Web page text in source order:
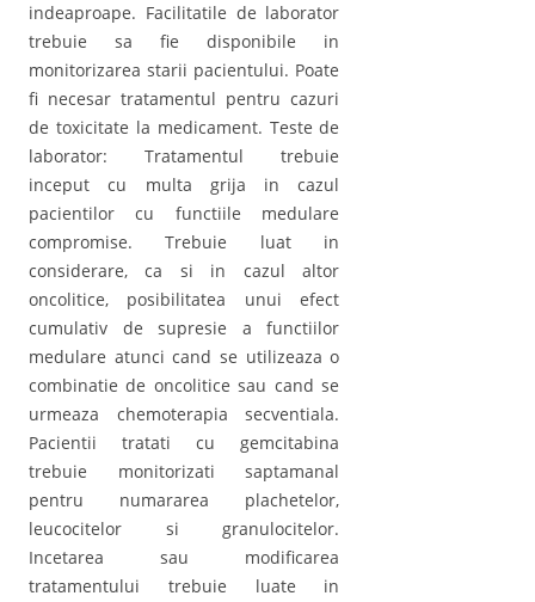
indeaproape. Facilitatile de laborator
trebuie sa fie disponibile in
monitorizarea starii pacientului. Poate
fi necesar tratamentul pentru cazuri
de toxicitate la medicament. Teste de
laborator: Tratamentul trebuie
inceput cu multa grija in cazul
pacientilor cu functiile medulare
compromise. Trebuie luat in
considerare, ca si in cazul altor
oncolitice, posibilitatea unui efect
cumulativ de supresie a functiilor
medulare atunci cand se utilizeaza o
combinatie de oncolitice sau cand se
urmeaza chemoterapia secventiala.
Pacientii tratati cu gemcitabina
trebuie monitorizati saptamanal
pentru numararea plachetelor,
leucocitelor si granulocitelor.
Incetarea sau modificarea
tratamentului trebuie luate in